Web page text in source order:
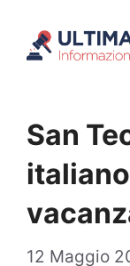
San
12 Maggio